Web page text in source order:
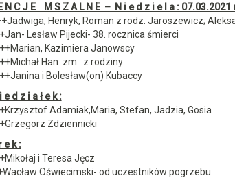
E N C J E M S Z A L N E – N i e d z i e l a : 07.03.2021
Henryk, Roman z rodz. Jaroszewicz;
+Jan- Lesław Pijecki- 38. rocznica śmierci
++Marian, Kazimiera Janowscy
++Michał Han zm. z rodziny
++Janina i Bolesław(on) Kubaccy
e d z i a ł e k :
Adamiak,Maria, Stefan, Jadzia, Gosia
+Grzegorz Zdziennicki
e k :
i Teresa Jęcz
Oświecimski- od uczestników pogrzebu